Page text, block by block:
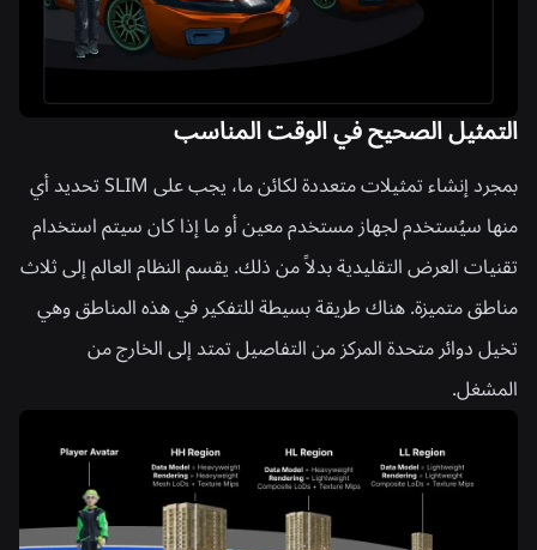
التمثيل الصحيح في الوقت المناسب
بمجرد إنشاء تمثيلات متعددة لكائن ما، يجب على SLIM تحديد أي
منها سيُستخدم لجهاز مستخدم معين أو ما إذا كان سيتم استخدام
تقنيات العرض التقليدية بدلاً من ذلك. يقسم النظام العالم إلى ثلاث
مناطق متميزة. هناك طريقة بسيطة للتفكير في هذه المناطق وهي
تخيل دوائر متحدة المركز من التفاصيل تمتد إلى الخارج من
المشغل.